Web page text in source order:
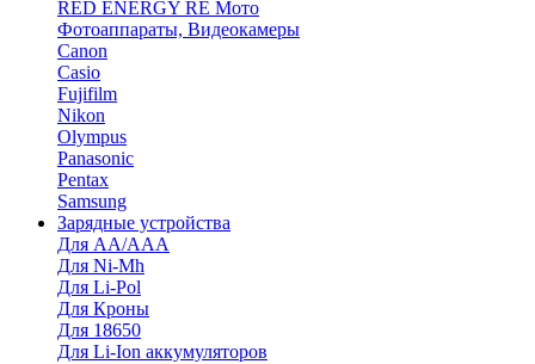
RED ENERGY RE Мото
Фотоаппараты, Видеокамеры
Canon
Casio
Fujifilm
Nikon
Olympus
Panasonic
Pentax
Samsung
Зарядные устройства
Для AA/AAA
Для Ni-Mh
Для Li-Pol
Для Кроны
Для 18650
Для Li-Ion аккумуляторов